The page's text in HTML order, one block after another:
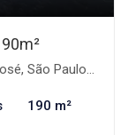
São Paulo-SP
190 m²